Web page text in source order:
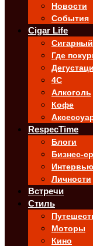
Новости
События
Cigar Life
Где
4C
Алкоголь
Кофе
RespecTime
Блоги
Бизнес-
Интервью
Личности
Встречи
Стиль
Моторы
Кино